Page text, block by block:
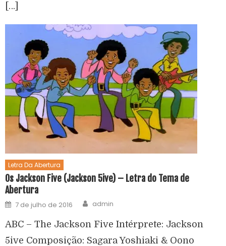
[…]
Letra Da Abertura
Os Jackson Five (Jackson 5ive) – Letra do Tema de
Abertura
7 de julho de 2016 admin
ABC – The Jackson Five Intérprete: Jackson
5ive Composição: Sagara Yoshiaki & Oono